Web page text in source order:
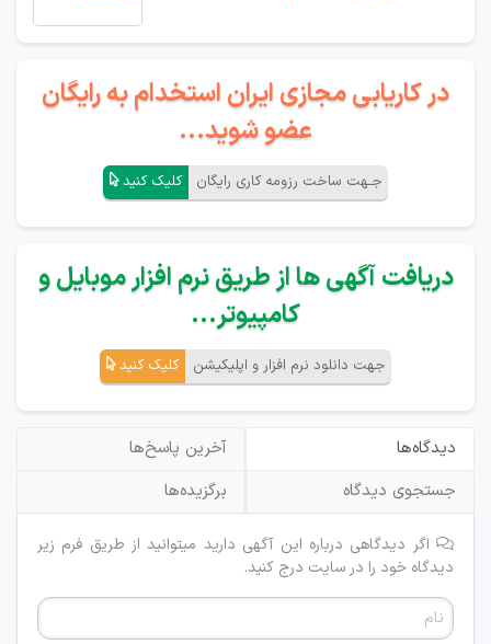
در کاریابی مجازی ایران استخدام به رایگان
عضو شوید...
جـهت ساخت رزومه کاری رایگان کلیک کنید
دریافت آگهی ها از طریق نرم افزار موبایل و
کامپیوتر...
جهت دانلود نرم افزار و اپلیکیشن کلیک کنید
دیدگاه‌ها
آخرین پاسخ‌ها
جستجوی دیدگاه
برگزیده‌ها
اگر دیدگاهی درباره این آگهی دارید میتوانید از طریق فرم زیر
دیدگاه خود را در سایت درج کنید.